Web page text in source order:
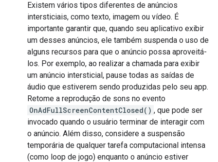
Existem vários tipos diferentes de anúncios
intersticiais, como texto, imagem ou vídeo. É
importante garantir que, quando seu aplicativo exibir
um desses anúncios, ele também suspenda o uso de
alguns recursos para que o anúncio possa aproveitá-
los. Por exemplo, ao realizar a chamada para exibir
um anúncio intersticial, pause todas as saídas de
áudio que estiverem sendo produzidas pelo seu app.
Retome a reprodução de sons no evento
OnAdFullScreenContentClosed() , que pode ser
invocado quando o usuário terminar de interagir com
o anúncio. Além disso, considere a suspensão
temporária de qualquer tarefa computacional intensa
(como loop de jogo) enquanto o anúncio estiver